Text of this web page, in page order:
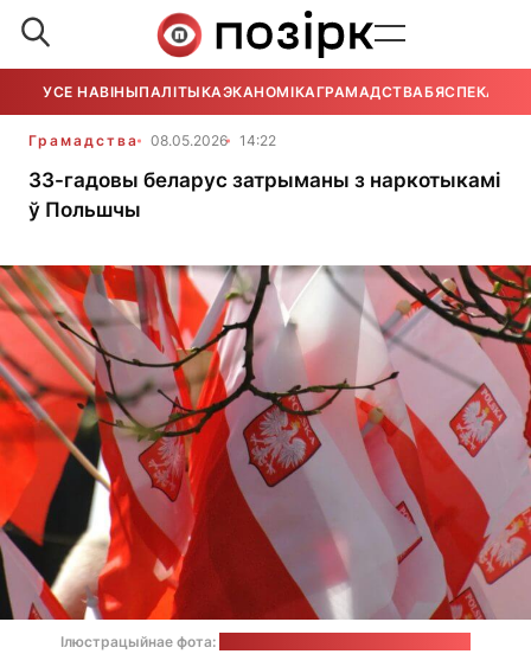
УСЕ НАВІНЫПАЛІТЫКАЭКАНОМІКАГРАМАДСТВАБЯСПЕКА
Грамадства 08.05.2026 14:22
33-гадовы беларус затрыманы з наркотыкамі
ў Польшчы
Ілюстрацыйнае фота: